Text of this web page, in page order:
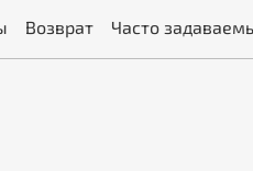
Возврат Часто